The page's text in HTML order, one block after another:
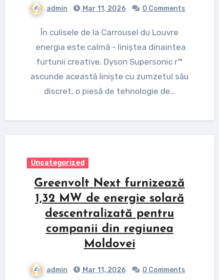
admin Mar 11, 2026 0 Comments
În culisele de la Carrousel du Louvre
energia este calmă - liniștea dinaintea
furtunii creative. Dyson Supersonic r™
ascunde această liniște cu zumzetul său
discret, o piesă de tehnologie de…
Uncategorized
Greenvolt Next furnizează
1,32 MW de energie solară
descentralizată pentru
companii din regiunea
Moldovei
admin Mar 11, 2026 0 Comments